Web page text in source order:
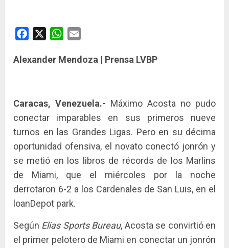
Facebook WhatsApp
Alexander Mendoza | Prensa LVBP
Caracas, Venezuela.- Máximo Acosta no pudo
conectar imparables en sus primeros nueve
turnos en las Grandes Ligas. Pero en su décima
oportunidad ofensiva, el novato conectó jonrón y
se metió en los libros de récords de los Marlins
de Miami, que el miércoles por la noche
derrotaron 6-2 a los Cardenales de San Luis, en el
loanDepot park.
Según Elias Sports Bureau, Acosta se convirtió en
el primer pelotero de Miami en conectar un jonrón